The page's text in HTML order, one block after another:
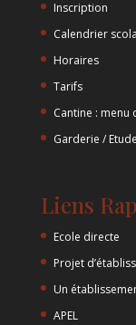
Inscription
Calendrier
Horaires
Tarifs
Cantine : menu
Garderie /
Liens
Ecole directe
Projet
Un
APEL